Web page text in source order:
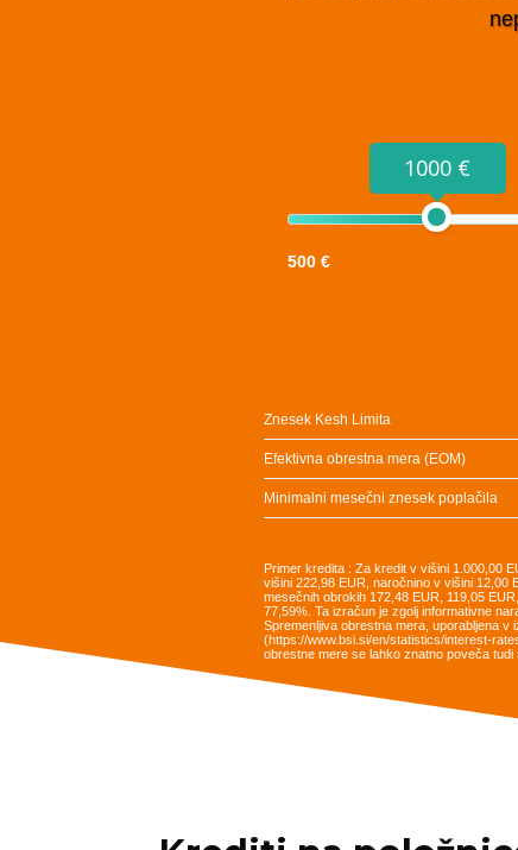
1000 €
500 €
Znesek Kesh Limita
Efektivna obrestna mera (EOM)
Minimalni mesečni znesek poplačila
Primer kredita : Za kredit v višini 1.000,00
višini 222,98 EUR, naročnino v višini 12,00
mesečnih obrokih 172,48 EUR, 119,05
77,59%. Ta izračun je zgolj informativne
Spremenljiva obrestna mera, uporabljena
(https://www.bsi.si/en/statistics/interest-
obrestne mere se lahko znatno poveča